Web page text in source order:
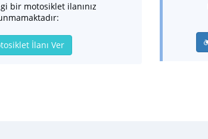
bir motosiklet ilanınız
İlanı Ver